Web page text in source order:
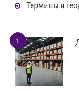
Термины и